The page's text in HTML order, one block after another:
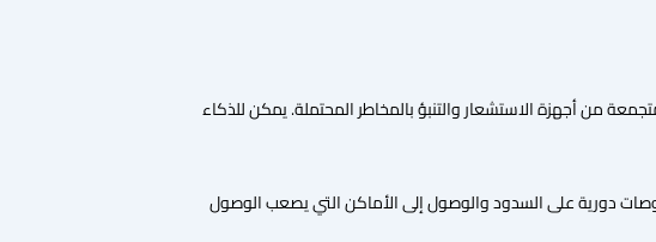
من أجهزة الاستشعار والتنبؤ بالمخاطر المحتملة. يمكن للذكاء
دورية على السدود والوصول إلى الأماكن التي يصعب الوصول